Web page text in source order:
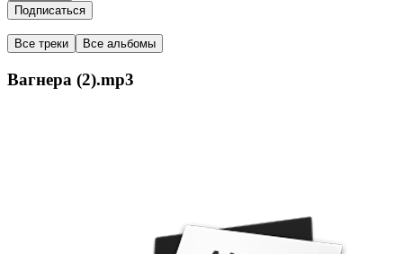
Подписаться
Все треки Все альбомы
Вагнера (2).mp3